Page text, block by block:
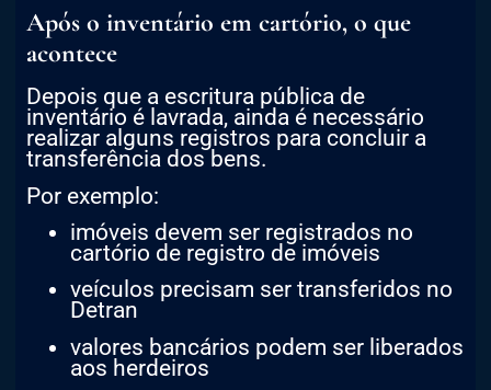
Após o inventário em cartório, o que
acontece
Depois que a escritura pública de
inventário é lavrada, ainda é necessário
realizar alguns registros para concluir a
transferência dos bens.
Por exemplo:
imóveis devem ser registrados no
cartório de registro de imóveis
veículos precisam ser transferidos no
Detran
valores bancários podem ser liberados
aos herdeiros